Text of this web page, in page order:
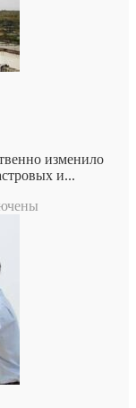
изменило
и...